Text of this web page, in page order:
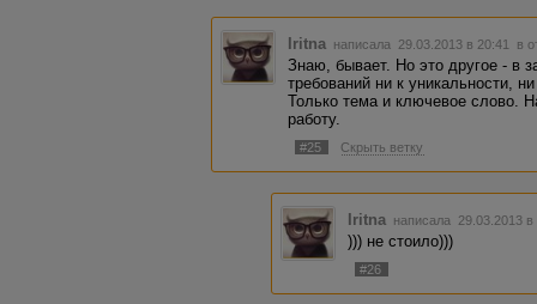
Iritna написала 29.03.2013 в 20:41 в
Знаю, бывает. Но это другое - в
требований ни к уникальности,
Только тема и ключевое слово.
работу.
#25 Скрыть ветку
Iritna написала 29.03.2013
))) не стоило)))
#26